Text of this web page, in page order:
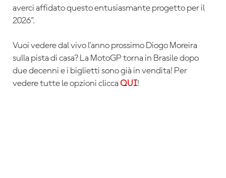
averci affidato questo entusiasmante progetto per il
2026".
Vuoi vedere dal vivo l'anno prossimo Diogo Moreira
sulla pista di casa? La MotoGP torna in Brasile dopo
due decenni e i biglietti sono già in vendita! Per
vedere tutte le opzioni clicca QUI!